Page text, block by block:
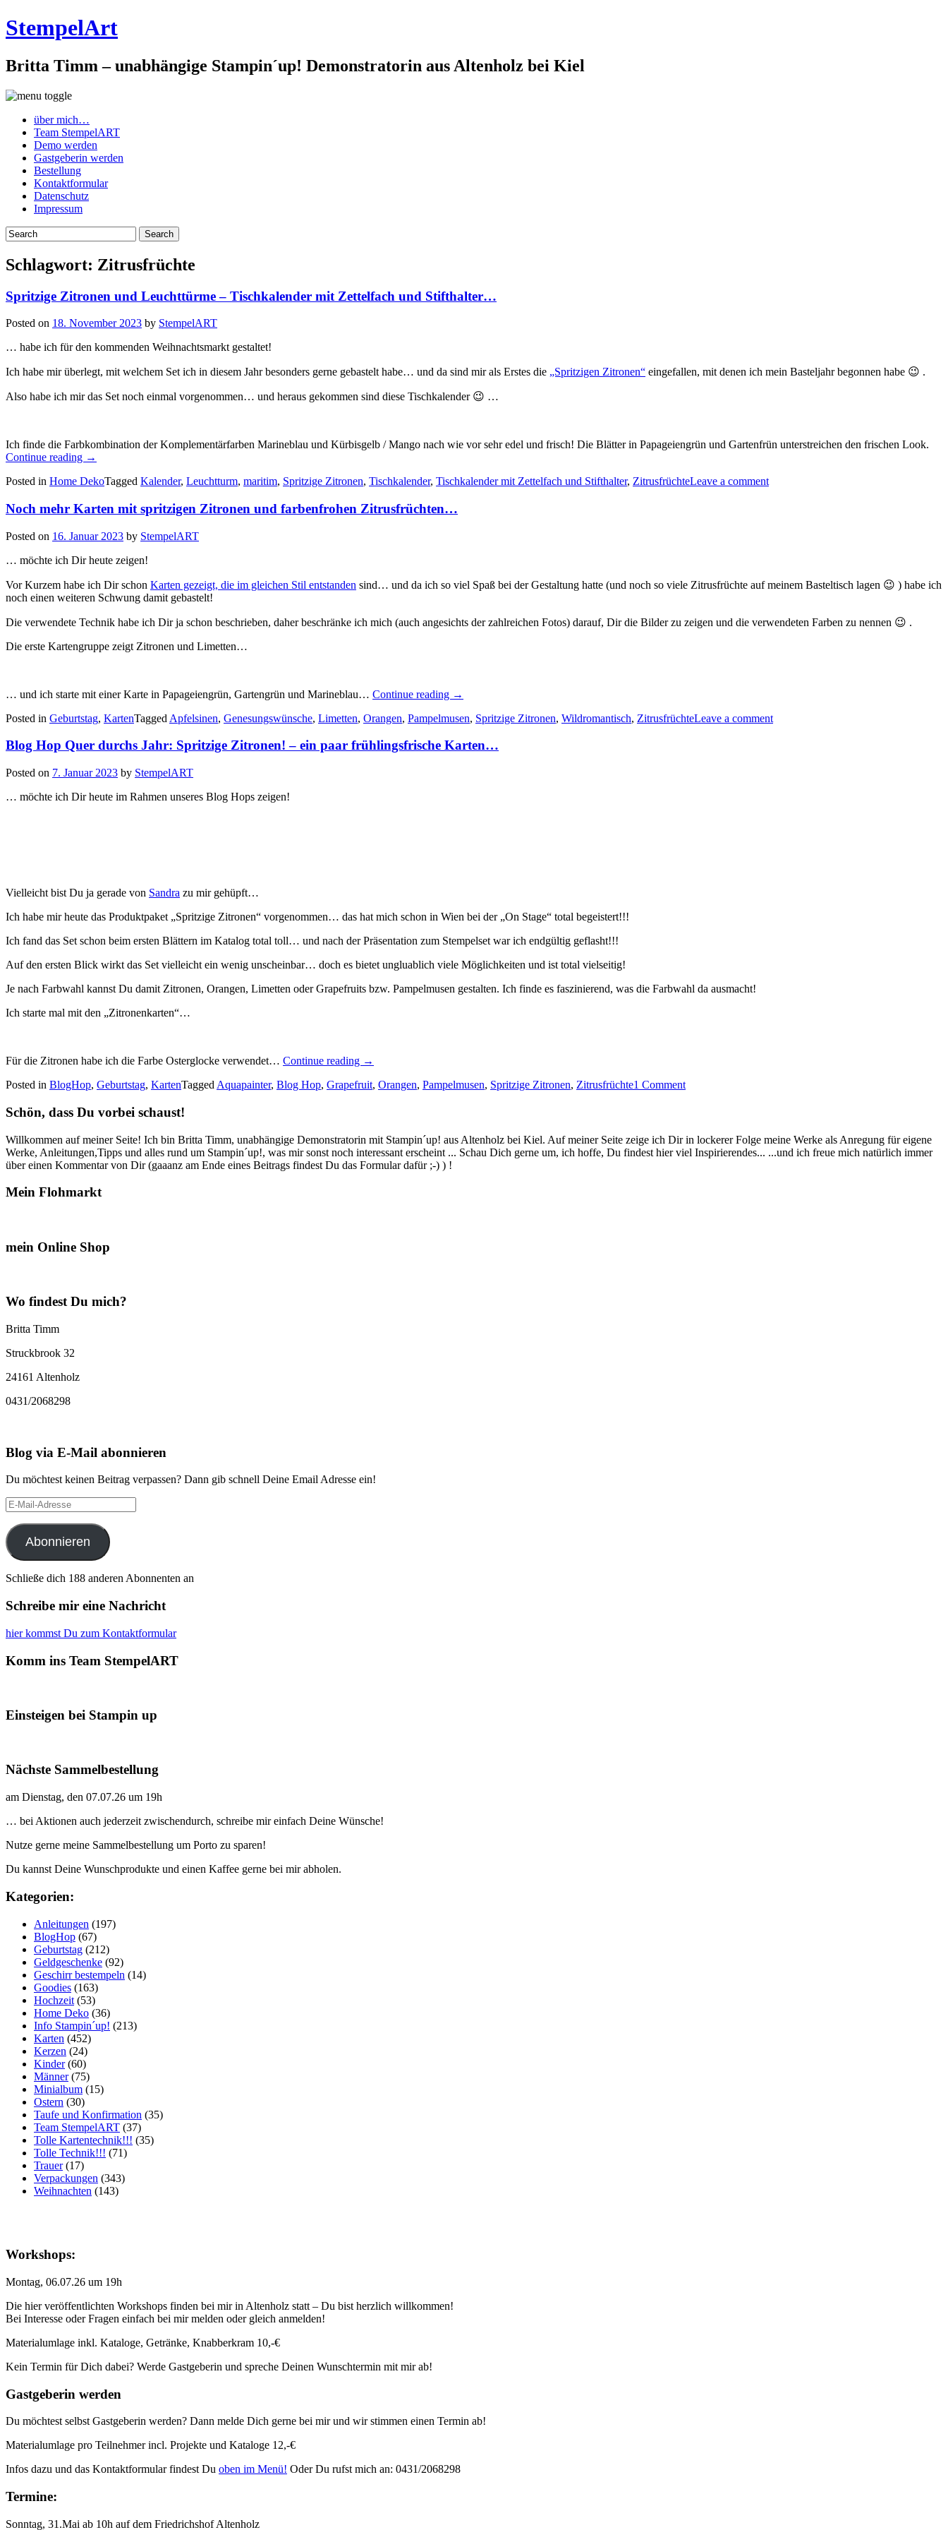
StempelArt
Britta Timm – unabhängige Stampin´up! Demonstratorin aus Altenholz bei Kiel
über mich…
Team StempelART
Demo werden
Gastgeberin werden
Bestellung
Kontaktformular
Datenschutz
Impressum
Schlagwort: Zitrusfrüchte
Spritzige Zitronen und Leuchttürme – Tischkalender mit Zettelfach und Stifthalter…
Posted on 18. November 2023 by StempelART
… habe ich für den kommenden Weihnachtsmarkt gestaltet!
Ich habe mir überlegt, mit welchem Set ich in diesem Jahr besonders gerne gebastelt habe… und da sind mir als Erstes die „Spritzigen Zitronen“ eingefallen, mit denen ich mein Basteljahr begonnen habe 😉 .
Also habe ich mir das Set noch einmal vorgenommen… und heraus gekommen sind diese Tischkalender 😉 …
Ich finde die Farbkombination der Komplementärfarben Marineblau und Kürbisgelb / Mango nach wie vor sehr edel und frisch! Die Blätter in Papageiengrün und Gartenfrün unterstreichen den frischen Look.
Continue reading „Spritzige
und
–
Tischkalender
mit
Zettelfach
und
→
Posted in Home DekoTagged Kalender, Leuchtturm, maritim, Spritzige Zitronen, Tischkalender, Tischkalender mit Zettelfach und Stifthalter, ZitrusfrüchteLeave a comment
Noch mehr Karten mit spritzigen Zitronen und farbenfrohen Zitrusfrüchten…
Posted on 16. Januar 2023 by StempelART
… möchte ich Dir heute zeigen!
Vor Kurzem habe ich Dir schon Karten gezeigt, die im gleichen Stil entstanden sind… und da ich so viel Spaß bei der Gestaltung hatte (und noch so viele Zitrusfrüchte auf meinem Basteltisch lagen 😉 ) habe ich
noch einen weiteren Schwung damit gebastelt!
Die verwendete Technik habe ich Dir ja schon beschrieben, daher beschränke ich mich (auch angesichts der zahlreichen Fotos) darauf, Dir die Bilder zu zeigen und die verwendeten Farben zu nennen 😉 .
Die erste Kartengruppe zeigt Zitronen und Limetten…
… und ich starte mit einer Karte in Papageiengrün, Gartengrün und Marineblau… Continue reading „Noch
Karten
spritzigen
→
Posted in Geburtstag, KartenTagged Apfelsinen, Genesungswünsche, Limetten, Orangen, Pampelmusen, Spritzige Zitronen, Wildromantisch, ZitrusfrüchteLeave a comment
Blog Hop Quer durchs Jahr: Spritzige Zitronen! – ein paar frühlingsfrische Karten…
Posted on 7. Januar 2023 by StempelART
… möchte ich Dir heute im Rahmen unseres Blog Hops zeigen!
Vielleicht bist Du ja gerade von Sandra zu mir gehüpft…
Ich habe mir heute das Produktpaket „Spritzige Zitronen“ vorgenommen… das hat mich schon in Wien bei der „On Stage“ total begeistert!!!
Ich fand das Set schon beim ersten Blättern im Katalog total toll… und nach der Präsentation zum Stempelset war ich endgültig geflasht!!!
Auf den ersten Blick wirkt das Set vielleicht ein wenig unscheinbar… doch es bietet ungluablich viele Möglichkeiten und ist total vielseitig!
Je nach Farbwahl kannst Du damit Zitronen, Orangen, Limetten oder Grapefruits bzw. Pampelmusen gestalten. Ich finde es faszinierend, was die Farbwahl da ausmacht!
Ich starte mal mit den „Zitronenkarten“…
Für die Zitronen habe ich die Farbe Osterglocke verwendet… Continue reading „Blog
Quer
Zitronen!
–
ein
→
Posted in BlogHop, Geburtstag, KartenTagged Aquapainter, Blog Hop, Grapefruit, Orangen, Pampelmusen, Spritzige Zitronen, Zitrusfrüchte1 Comment
Schön, dass Du vorbei schaust!
Willkommen auf meiner Seite! Ich bin Britta Timm, unabhängige Demonstratorin mit Stampin´up! aus Altenholz bei Kiel. Auf meiner Seite zeige ich Dir in lockerer Folge meine Werke als Anregung für eigene
Werke, Anleitungen,Tipps und alles rund um Stampin´up!, was mir sonst noch interessant erscheint ... Schau Dich gerne um, ich hoffe, Du findest hier viel Inspirierendes... ...und ich freue mich natürlich immer
über einen Kommentar von Dir (gaaanz am Ende eines Beitrags findest Du das Formular dafür ;-) ) !
Mein Flohmarkt
mein Online Shop
Wo findest Du mich?
Britta Timm
Struckbrook 32
24161 Altenholz
0431/2068298
Blog via E-Mail abonnieren
Du möchtest keinen Beitrag verpassen? Dann gib schnell Deine Email Adresse ein!
E-
Mail-
Adresse
Abonnieren
Schließe dich 188 anderen Abonnenten an
Schreibe mir eine Nachricht
hier kommst Du zum Kontaktformular
Komm ins Team StempelART
Einsteigen bei Stampin up
Nächste Sammelbestellung
am Dienstag, den 07.07.26 um 19h
… bei Aktionen auch jederzeit zwischendurch, schreibe mir einfach Deine Wünsche!
Nutze gerne meine Sammelbestellung um Porto zu sparen!
Du kannst Deine Wunschprodukte und einen Kaffee gerne bei mir abholen.
Kategorien:
Anleitungen (197)
BlogHop (67)
Geburtstag (212)
Geldgeschenke (92)
Geschirr bestempeln (14)
Goodies (163)
Hochzeit (53)
Home Deko (36)
Info Stampin´up! (213)
Karten (452)
Kerzen (24)
Kinder(60)
Männer(75)
Minialbum (15)
Ostern (30)
Taufe und Konfirmation (35)
Team StempelART (37)
Tolle Kartentechnik!!! (35)
Tolle Technik!!! (71)
Trauer(17)
Verpackungen (343)
Weihnachten (143)
Workshops:
Montag, 06.07.26 um 19h
Die hier veröffentlichten Workshops finden bei mir in Altenholz statt – Du bist herzlich willkommen!
Bei Interesse oder Fragen einfach bei mir melden oder gleich anmelden!
Materialumlage inkl. Kataloge, Getränke, Knabberkram 10,-€
Kein Termin für Dich dabei? Werde Gastgeberin und spreche Deinen Wunschtermin mit mir ab!
Gastgeberin werden
Du möchtest selbst Gastgeberin werden? Dann melde Dich gerne bei mir und wir stimmen einen Termin ab!
Materialumlage pro Teilnehmer incl. Projekte und Kataloge 12,-€
Infos dazu und das Kontaktformular findest Du oben im Menü! Oder Du rufst mich an: 0431/2068298
Termine:
Sonntag, 31.Mai ab 10h auf dem Friedrichshof Altenholz